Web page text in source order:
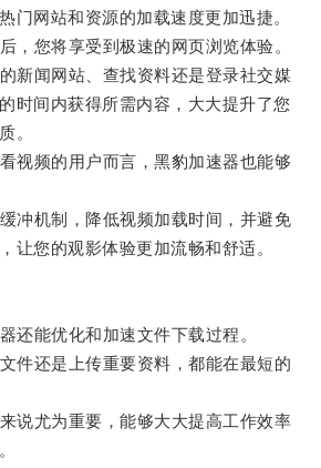
门网站和资源的加载速度更加迅捷。
您将享受到极速的网页浏览体验。
闻网站、查找资料还是登录社交媒
时间内获得所需内容，大大提升了您
。
频的用户而言，黑豹加速器也能够
机制，降低视频加载时间，并避免
让您的观影体验更加流畅和舒适。
能优化和加速文件下载过程。
还是上传重要资料，都能在最短的
尤为重要，能够大大提高工作效率